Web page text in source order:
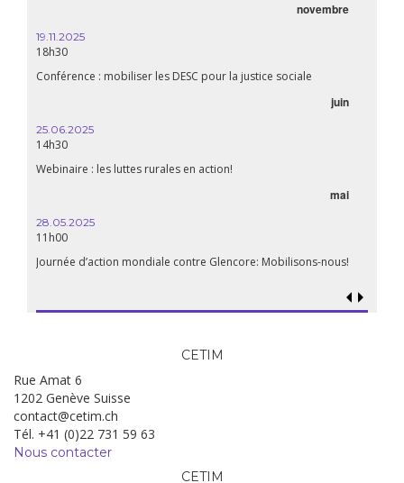
novembre
19.11.2025
18h30
Conférence : mobiliser les DESC pour la justice sociale
juin
25.06.2025
14h30
Webinaire : les luttes rurales en action!
mai
28.05.2025
11h00
Journée d’action mondiale contre Glencore: Mobilisons-nous!
CETIM
Rue Amat 6
1202 Genève Suisse
contact@cetim.ch
Tél. +41 (0)22 731 59 63
Nous contacter
CETIM